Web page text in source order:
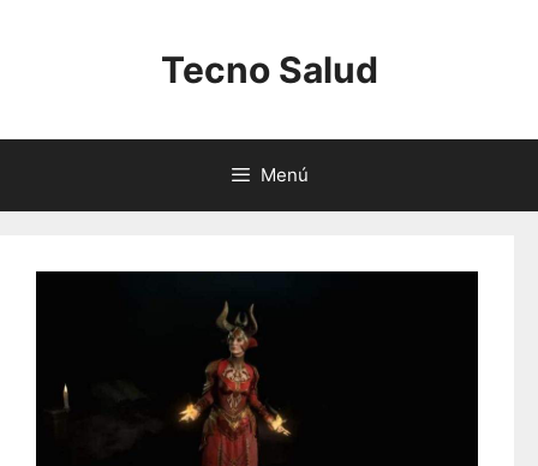
Tecno Salud
Menú